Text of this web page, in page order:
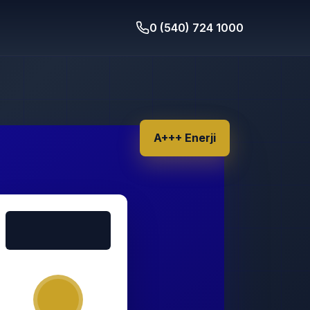
0 (540) 724 1000
A+++ Enerji